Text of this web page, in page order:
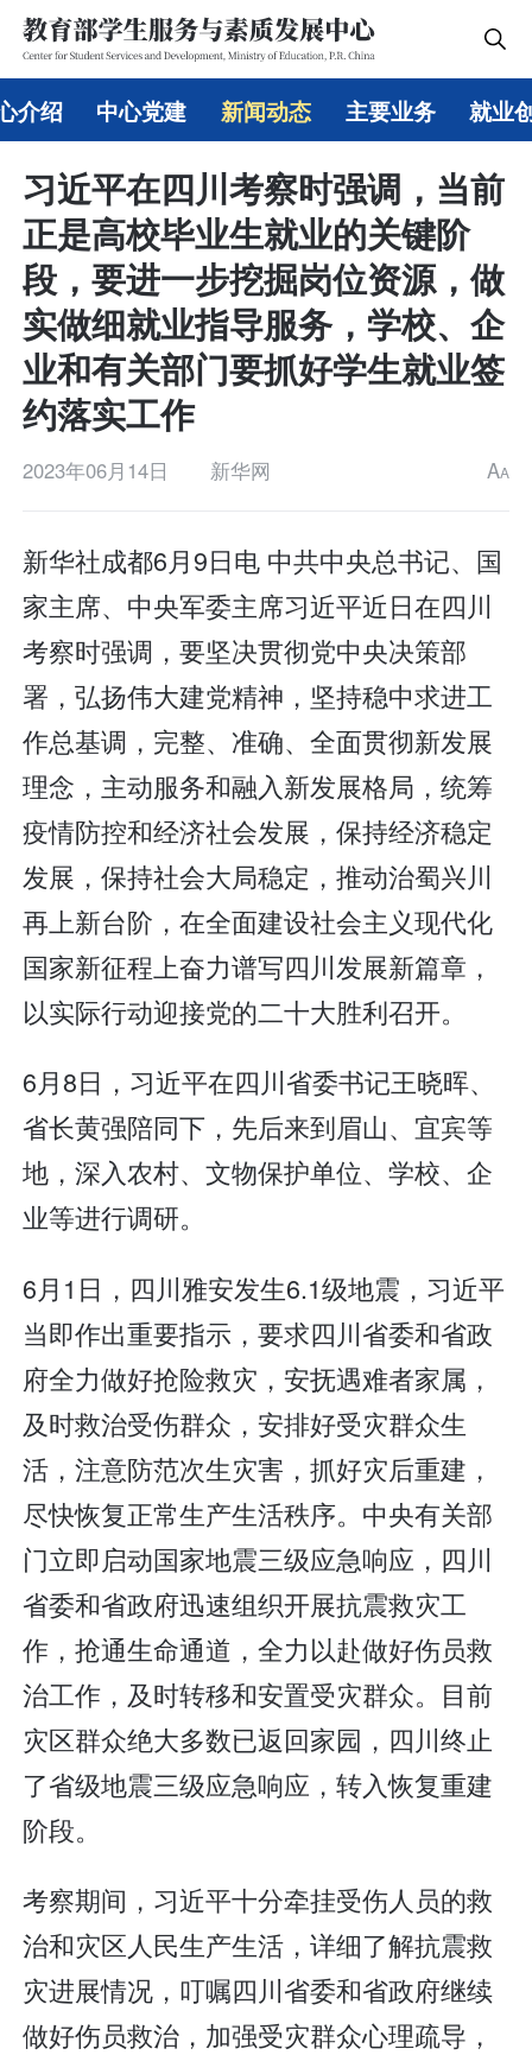
介绍 中心党建 新闻动态 主要业务 就业
习近平在四川考察时强调，当前
正是高校毕业生就业的关键阶
段，要进一步挖掘岗位资源，做
实做细就业指导服务，学校、企
业和有关部门要抓好学生就业签
约落实工作
2023年06月14日 新华网 AA
新华社成都6月9日电 中共中央总书记、国
家主席、中央军委主席习近平近日在四川
考察时强调，要坚决贯彻党中央决策部
署，弘扬伟大建党精神，坚持稳中求进工
作总基调，完整、准确、全面贯彻新发展
理念，主动服务和融入新发展格局，统筹
疫情防控和经济社会发展，保持经济稳定
发展，保持社会大局稳定，推动治蜀兴川
再上新台阶，在全面建设社会主义现代化
国家新征程上奋力谱写四川发展新篇章，
以实际行动迎接党的二十大胜利召开。
6月8日，习近平在四川省委书记王晓晖、
省长黄强陪同下，先后来到眉山、宜宾等
地，深入农村、文物保护单位、学校、企
业等进行调研。
6月1日，四川雅安发生6.1级地震，习近平
当即作出重要指示，要求四川省委和省政
府全力做好抢险救灾，安抚遇难者家属，
及时救治受伤群众，安排好受灾群众生
活，注意防范次生灾害，抓好灾后重建，
尽快恢复正常生产生活秩序。中央有关部
门立即启动国家地震三级应急响应，四川
省委和省政府迅速组织开展抗震救灾工
作，抢通生命通道，全力以赴做好伤员救
治工作，及时转移和安置受灾群众。目前
灾区群众绝大多数已返回家园，四川终止
了省级地震三级应急响应，转入恢复重建
阶段。
考察期间，习近平十分牵挂受伤人员的救
治和灾区人民生产生活，详细了解抗震救
灾进展情况，叮嘱四川省委和省政府继续
做好伤员救治，加强受灾群众心理疏导，